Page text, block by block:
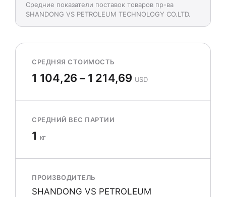
Средние показатели поставок товаров пр-ва
SHANDONG VS PETROLEUM TECHNOLOGY CO.LTD.
СРЕДНЯЯ СТОИМОСТЬ
1 104,26 – 1 214,69 USD
СРЕДНИЙ ВЕС ПАРТИИ
1 кг
ПРОИЗВОДИТЕЛЬ
SHANDONG VS PETROLEUM